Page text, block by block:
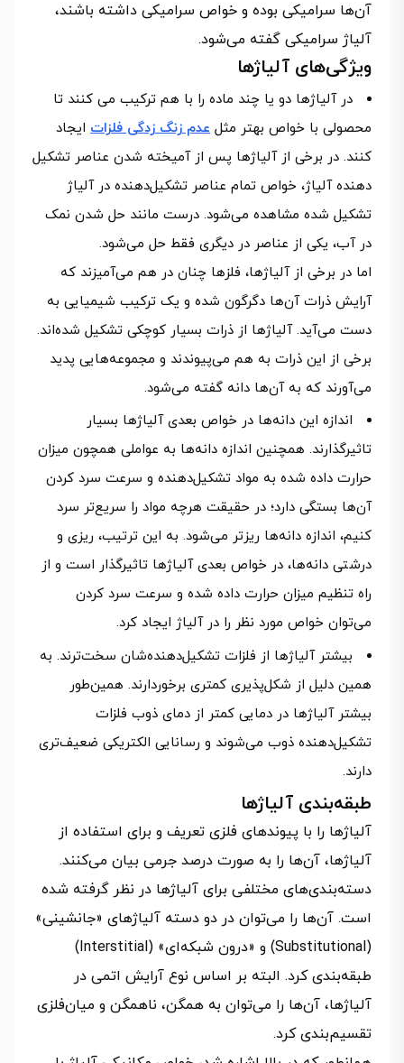
آن‌ها سرامیکی بوده و خواص سرامیکی داشته باشند،
آلیاژ سرامیکی گفته می‌شود.
ویژگی‌های آلیاژها
در آلیاژها دو یا چند ماده را با هم ترکیب می کنند تا
محصولی با خواص بهتر مثل عدم زنگ زدگی فلزات ایجاد
کنند. در برخی از آلیاژها پس از آمیخته شدن عناصر تشکیل
دهنده آلیاژ، خواص تمام عناصر تشکیل‌دهنده در آلیاژ
تشکیل شده مشاهده می‌شود. درست مانند حل شدن نمک
در آب، یکی از عناصر در دیگری فقط حل می‌شود.
اما در برخی از آلیاژها، فلزها چنان در هم می‌آمیزند که
آرایش ذرات آن‌ها دگرگون شده و یک ترکیب شیمیایی به
دست می‌آید. آلیاژها از ذرات بسیار کوچکی تشکیل شده‌اند.
برخی از این ذرات به هم می‌پیوندند و مجموعه‌هایی پدید
می‌آورند که به آن‌ها دانه گفته می‌شود.
اندازه این دانه‌ها در خواص بعدی آلیاژها بسیار
تاثیرگذارند. همچنین اندازه دانه‌ها به عواملی همچون میزان
حرارت داده شده به مواد تشکیل‌دهنده و سرعت سرد کردن
آن‌ها بستگی دارد؛ در حقیقت هرچه مواد را سریع‌تر سرد
کنیم، اندازه دانه‌ها ریزتر می‌شود. به این ترتیب، ریزی و
درشتی دانه‌ها، در خواص بعدی آلیاژها تاثیرگذار است و از
راه تنظیم میزان حرارت داده شده و سرعت سرد کردن
می‌توان خواص مورد نظر را در آلیاژ ایجاد کرد.
بیشتر آلیاژها از فلزات تشکیل‌دهنده‌شان سخت‌ترند. به
همین دلیل از شکل‌پذیری کمتری برخوردارند. همین‌طور
بیشتر آلیاژها در دمایی کمتر از دمای ذوب فلزات
تشکیل‌دهنده ذوب می‌شوند و رسانایی الکتریکی ضعیف‌تری
دارند.
طبقه‌بندی آلیاژها
آلیاژها را با پیوندهای فلزی تعریف و برای استفاده از
آلیاژها، آن‌ها را به صورت درصد جرمی بیان می‌کنند.
دسته‌بندی‌های مختلفی برای آلیاژها در نظر گرفته شده
است. آن‌ها را می‌توان در دو دسته آلیاژهای «جانشینی»
(Substitutional) و «درون شبکه‌ای» (Interstitial)
طبقه‌بندی کرد. البته بر اساس نوع آرایش اتمی در
آلیاژها، آن‌ها را می‌توان به همگن،‌ ناهمگن و میان‌فلزی
تقسیم‌بندی کرد.